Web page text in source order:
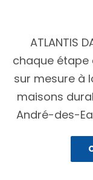
ATLANTIS
chaque étape
sur mesure à
maisons
André-des-